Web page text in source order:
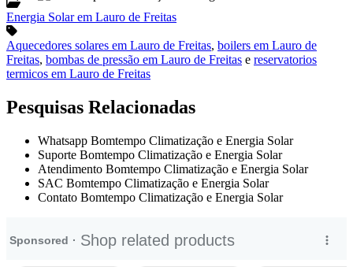
Energia Solar em Lauro de Freitas
Aquecedores solares em Lauro de Freitas, boilers em Lauro de
Freitas, bombas de pressão em Lauro de Freitas e reservatorios
termicos em Lauro de Freitas
Pesquisas Relacionadas
Whatsapp Bomtempo Climatização e Energia Solar
Suporte Bomtempo Climatização e Energia Solar
Atendimento Bomtempo Climatização e Energia Solar
SAC Bomtempo Climatização e Energia Solar
Contato Bomtempo Climatização e Energia Solar